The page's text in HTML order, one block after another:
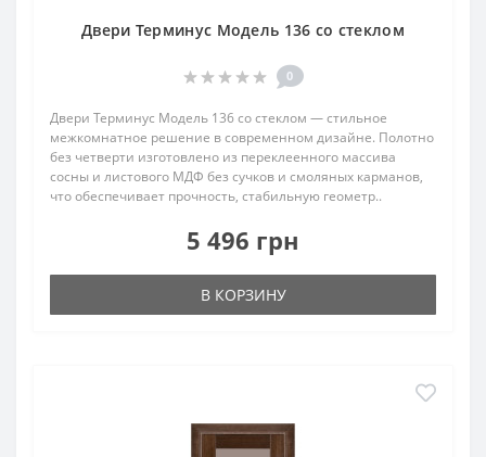
Двери Терминус Модель 136 со стеклом
0
Двери Терминус Модель 136 со стеклом — стильное
межкомнатное решение в современном дизайне. Полотно
без четверти изготовлено из переклеенного массива
сосны и листового МДФ без сучков и смоляных карманов,
что обеспечивает прочность, стабильную геометр..
5 496 грн
В КОРЗИНУ